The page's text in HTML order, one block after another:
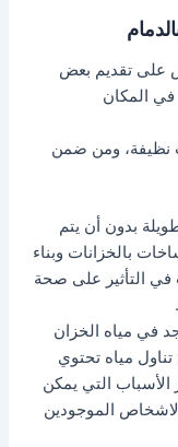
على تقديم بعض
في المكان
نظيفة، ومن ضمن
بدون أن يتم
بالخزانات وبناء
التأثير على صحة
في مياه الخزان
مياه تحتوي
الأسباب التي يمكن
الموجودين